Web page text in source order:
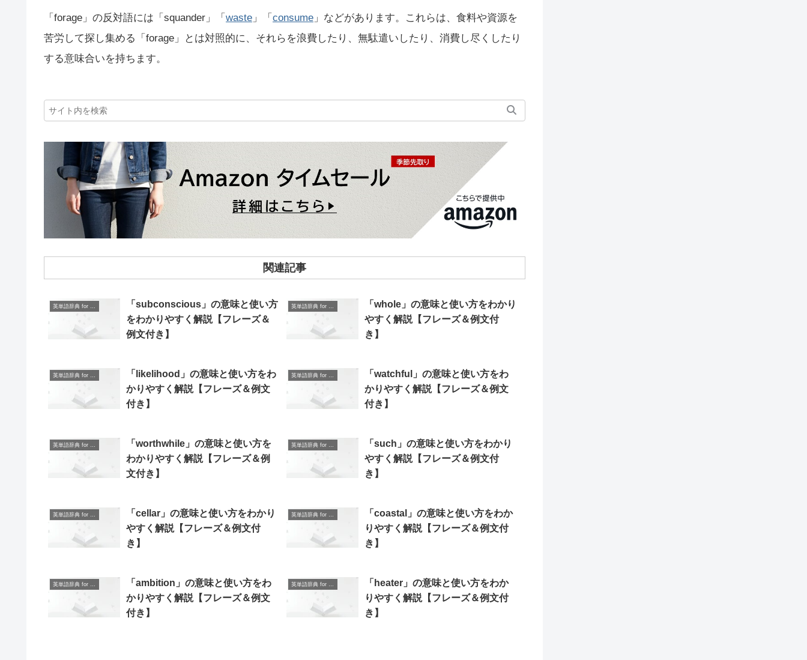
「forage」の反対語には「squander」「 waste 」「 consume 」などがあります。これらは、食料や資源を
苦労して探し集める「forage」とは対照的に、それらを浪費したり、無駄遣いしたり、消費し尽くしたり
する意味合いを持ちます。
関連記事
「subconscious」の意味と使い方
をわかりやすく解説【フレーズ＆
例文付き】
「whole」の意味と使い方をわかり
やすく解説【フレーズ＆例文付
き】
英単語辞典 for Beginners
「likelihood」の意味と使い方をわ
かりやすく解説【フレーズ＆例文
付き】
英単語辞典 for Beginners
「watchful」の意味と使い方をわ
かりやすく解説【フレーズ＆例文
付き】
英単語辞典 for Beginners
「worthwhile」の意味と使い方を
わかりやすく解説【フレーズ＆例
文付き】
英単語辞典 for Beginners
「such」の意味と使い方をわかり
やすく解説【フレーズ＆例文付
き】
「cellar」の意味と使い方をわかり
やすく解説【フレーズ＆例文付
き】
「coastal」の意味と使い方をわか
りやすく解説【フレーズ＆例文付
き】
「ambition」の意味と使い方をわ
かりやすく解説【フレーズ＆例文
付き】
「heater」の意味と使い方をわか
りやすく解説【フレーズ＆例文付
き】